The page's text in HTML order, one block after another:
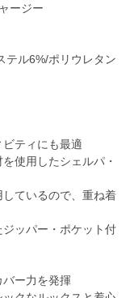
ージー
テル6%/ポリウレタン
ティにも最適
使用したシェルパ・
ているので、重ね着
ッパー・ポケット付
ー力を発揮